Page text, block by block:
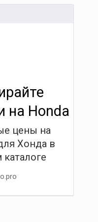
на Honda
цены на
Хонда в